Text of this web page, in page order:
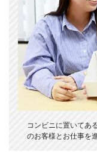
コンビニに置いてあ
のお客様とお仕事を